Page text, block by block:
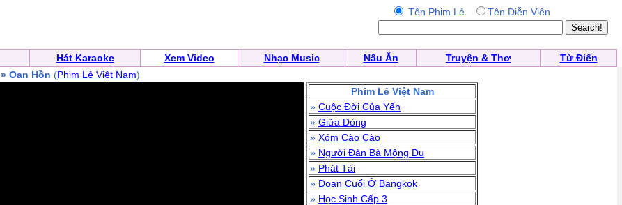
Tên Phim Lẻ Tên Diễn Viên
Hát Karaoke Xem Video Nhạc Music Nấu Ăn Truyện & Thơ Từ Điển
» Oan Hồn (Phim Lẻ Việt Nam)
Phim Lẻ Việt Nam
» Cuộc Đời Của Yến
» Giữa Dòng
» Xóm Cào Cào
» Người Đàn Bà Mộng Du
» Phát Tài
» Đoạn Cuối Ở Bangkok
» Học Sinh Cấp 3